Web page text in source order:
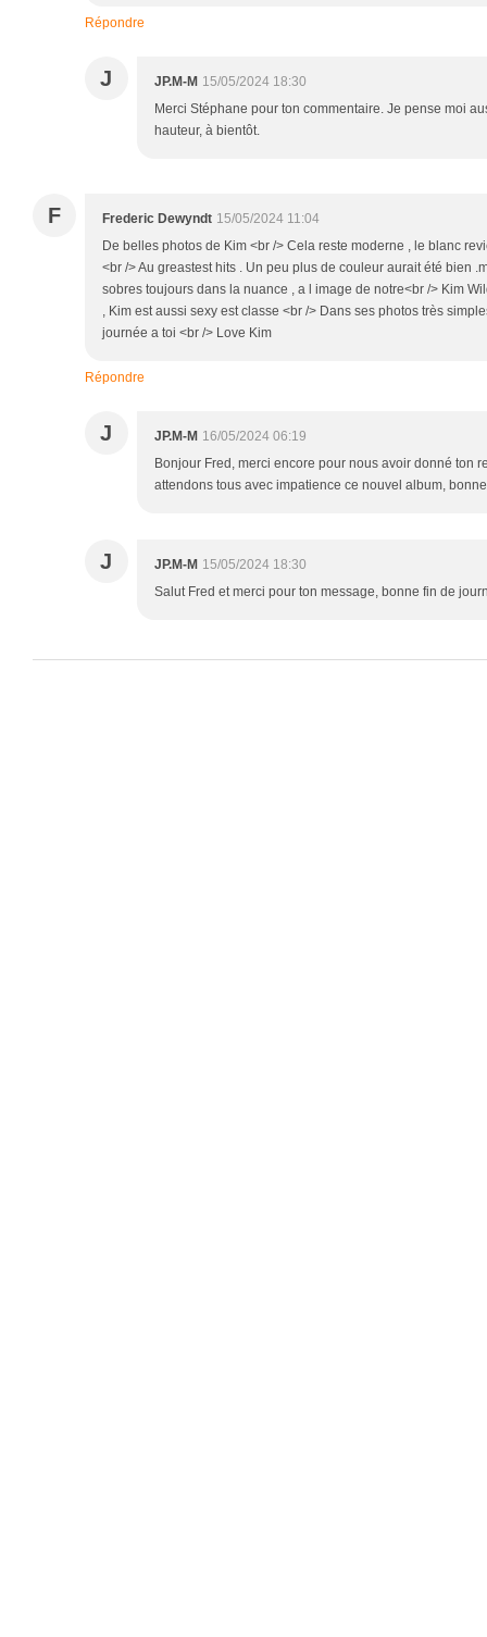
Répondre
J JP.M-M 15/05/2024 18:30
Merci Stéphane pour ton commentaire. Je pense moi
hauteur, à bientôt.
F Frederic Dewyndt 15/05/2024 11:04
De belles photos de Kim <br /> Cela reste moderne , le blanc
<br /> Au greastest hits . Un peu plus de couleur aurait été bien
sobres toujours dans la nuance , a l image de notre<br /> Kim
, Kim est aussi sexy est classe <br /> Dans ses photos très
journée a toi <br /> Love Kim
Répondre
J JP.M-M 16/05/2024 06:19
Bonjour Fred, merci encore pour nous avoir donné ton
attendons tous avec impatience ce nouvel album,
J JP.M-M 15/05/2024 18:30
Salut Fred et merci pour ton message, bonne fin de